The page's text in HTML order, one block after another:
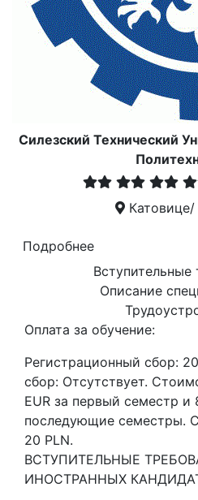
Силезский Технический
Подробнее
Вступительные
Описание
Оплата за обучение:
Регистрационный сбор:
сбор: Отсутствует.
EUR за первый семестр и
последующие семестры.
20 PLN.
ВСТУПИТЕЛЬНЫЕ
ИНОСТРАННЫХ